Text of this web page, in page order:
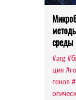
среды
#arg
ция
генов